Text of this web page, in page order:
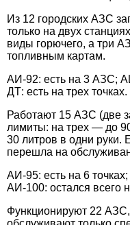
Из 12 городских АЗС
только на двух
виды горючего, а три
топливным картам.
АИ-92: есть на 3 АЗС;
ДТ: есть на трех
Работают 15 АЗС (две
лимиты: на трех — до
30 литров в одни
перешла на
АИ-95: есть на 6
АИ-100: остался всего
Функционируют 22